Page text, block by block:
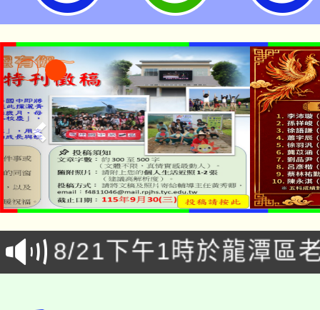
「本色祭」8/29、30在
場熱烈登場!
8/21下午1時於龍潭區
徵才活動。
YOUNG桃局內行報名